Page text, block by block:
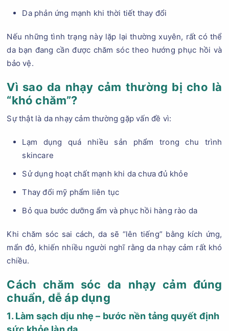
Da phản ứng mạnh khi thời tiết thay đổi
Nếu những tình trạng này lặp lại thường xuyên, rất có thể
da bạn đang cần được chăm sóc theo hướng phục hồi và
bảo vệ.
Vì sao da nhạy cảm thường bị cho là
“khó chăm”?
Sự thật là da nhạy cảm thường gặp vấn đề vì:
Lạm dụng quá nhiều sản phẩm trong chu trình
skincare
Sử dụng hoạt chất mạnh khi da chưa đủ khỏe
Thay đổi mỹ phẩm liên tục
Bỏ qua bước dưỡng ẩm và phục hồi hàng rào da
Khi chăm sóc sai cách, da sẽ “lên tiếng” bằng kích ứng,
mẩn đỏ, khiến nhiều người nghĩ rằng da nhạy cảm rất khó
chiều.
Cách chăm sóc da nhạy cảm đúng
chuẩn, dễ áp dụng
1. Làm sạch dịu nhẹ – bước nền tảng quyết định